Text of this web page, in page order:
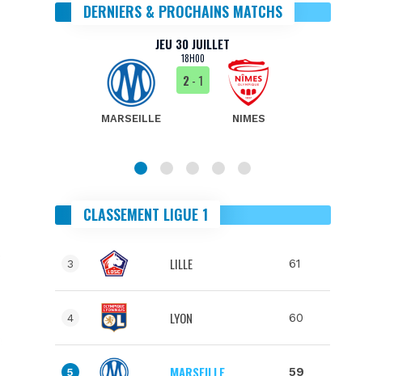
DERNIERS & PROCHAINS MATCHS
JEU 30 JUILLET
18H00
MARSEILLE
2- 1
NIMES
CLASSEMENT LIGUE 1
3 LILLE 61
4 LYON 60
5 MARSEILLE 59